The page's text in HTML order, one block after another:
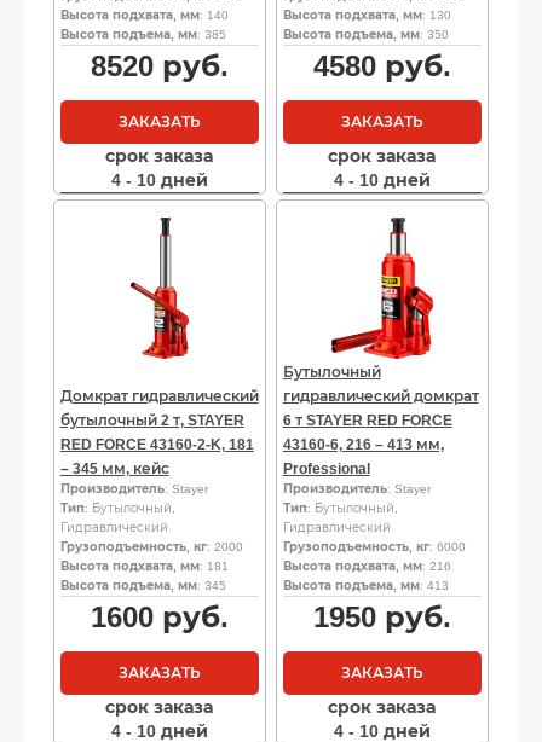
Высота подхвата, мм: 140
Высота подъема, мм: 385
8520руб.
ЗАКАЗАТЬ
срок заказа
4 - 10 дней
Высота подхвата, мм: 130
Высота подъема, мм: 350
4580руб.
ЗАКАЗАТЬ
срок заказа
4 - 10 дней
Домкрат гидравлический
бутылочный 2 т, STAYER
RED FORCE 43160-2-K, 181
– 345 мм, кейс
Производитель: Stayer
Тип: Бутылочный,
Гидравлический
Грузоподъемность, кг: 2000
Высота подхвата, мм: 181
Высота подъема, мм: 345
1600руб.
ЗАКАЗАТЬ
срок заказа
4 - 10 дней
Бутылочный
гидравлический домкрат
6 т STAYER RED FORCE
43160-6, 216 – 413 мм,
Professional
Производитель: Stayer
Тип: Бутылочный,
Гидравлический
Грузоподъемность, кг: 6000
Высота подхвата, мм: 216
Высота подъема, мм: 413
1950руб.
ЗАКАЗАТЬ
срок заказа
4 - 10 дней